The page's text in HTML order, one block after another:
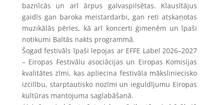
baznīcās un arī ārpus galvaspilsētas. Klausītājus
gaidīs gan baroka meistardarbi, gan reti atskaņotas
muzikālās pērles, kā arī koncerti ģimenēm un īpaši
notikumi Baltās nakts programmā.
Šogad festivāls īpaši lepojas ar EFFE Label 2026–2027
– Eiropas Festivālu asociācijas un Eiropas Komisijas
kvalitātes zīmi, kas apliecina festivāla māksliniecisko
izcilību, starptautisko nozīmi un ieguldījumu Eiropas
kultūras mantojuma saglabāšanā.